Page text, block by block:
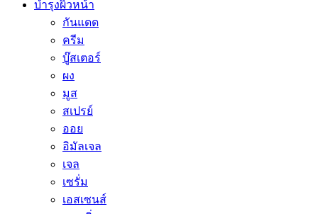
บำรุงผิวหน้า
กันแดด
ครีม
บู๊สเตอร์
ผง
มูส
สเปรย์
ออย
อิมัลเจล
เจล
เซรั่ม
เอสเซนส์